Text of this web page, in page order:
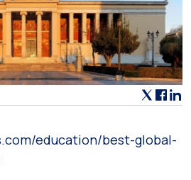
education/best-global-